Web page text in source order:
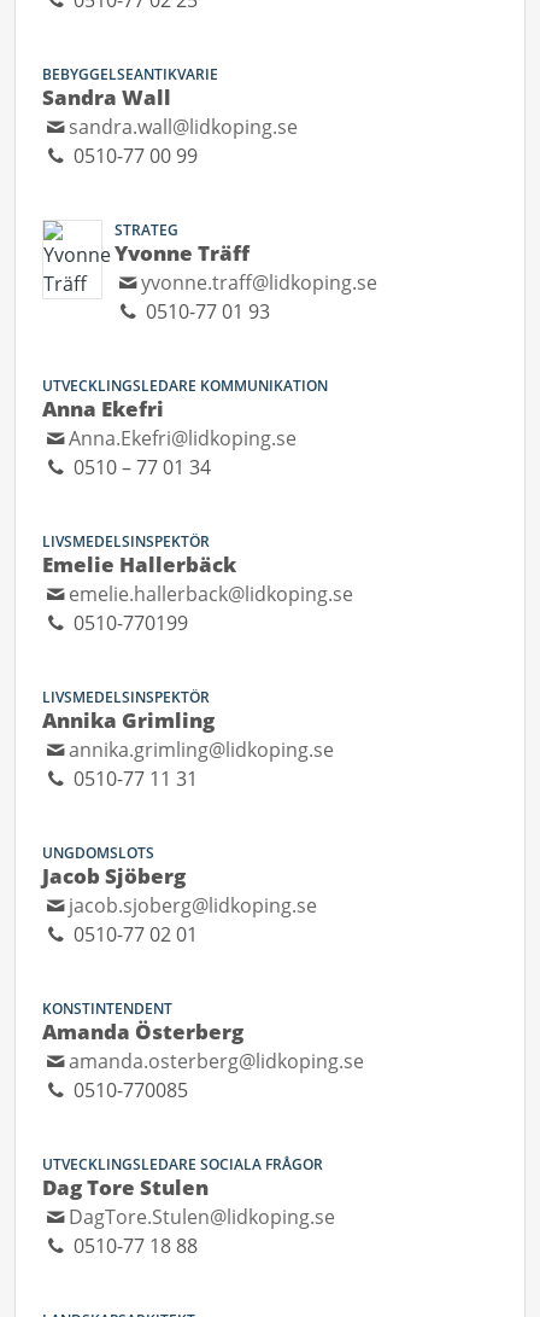
BEBYGGELSEANTIKVARIE
Sandra Wall
sandra.wall@lidkoping.se
0510-77 00 99
STRATEG
Yvonne Träff
yvonne.traff@lidkoping.se
0510-77 01 93
UTVECKLINGSLEDARE KOMMUNIKATION
Anna Ekefri
Anna.Ekefri@lidkoping.se
0510 – 77 01 34
LIVSMEDELSINSPEKTÖR
Emelie Hallerbäck
emelie.hallerback@lidkoping.se
0510-770199
LIVSMEDELSINSPEKTÖR
Annika Grimling
annika.grimling@lidkoping.se
0510-77 11 31
UNGDOMSLOTS
Jacob Sjöberg
jacob.sjoberg@lidkoping.se
0510-77 02 01
KONSTINTENDENT
Amanda Österberg
amanda.osterberg@lidkoping.se
0510-770085
UTVECKLINGSLEDARE SOCIALA FRÅGOR
Dag Tore Stulen
DagTore.Stulen@lidkoping.se
0510-77 18 88